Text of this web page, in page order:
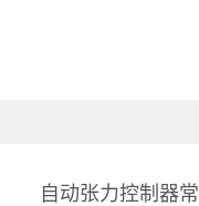
自动张力控制器